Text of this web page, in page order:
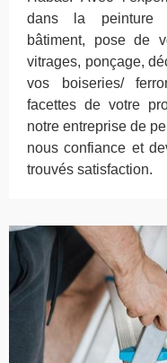
dans la peinture
bâtiment, pose de
vitrages, ponçage,
vos boiseries/
facettes de votre
notre entreprise de
nous confiance et
trouvés satisfaction.